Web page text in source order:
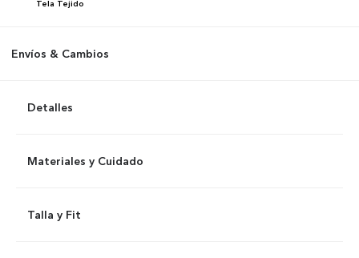
Tela Tejido
Envíos & Cambios
Detalles
Materiales y Cuidado
Talla y Fit